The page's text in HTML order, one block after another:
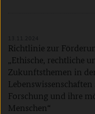
Richtlinie zur
„Ethische, rechtliche
Zukunftsthemen in
Forschung und ihre
Menschen“